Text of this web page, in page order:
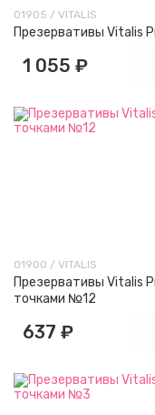
01905 / VITALIS
Презервативы Vitalis
1 055 ₽
01900 / VITALIS
Презервативы Vitalis
точками №12
637 ₽